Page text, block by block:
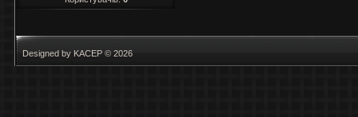
Designed by KACEP © 2026